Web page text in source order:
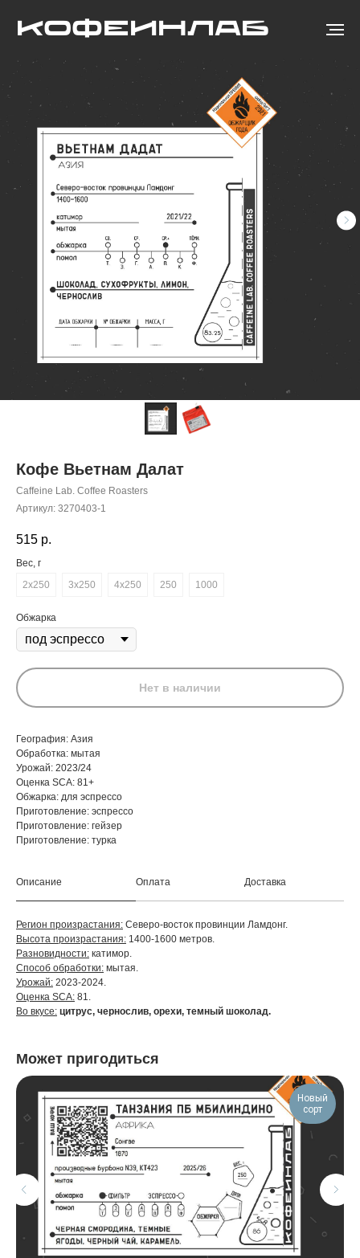
КОФЕИНЛАБ
Кофе Вьетнам Далат
Caffeine Lab. Coffee Roasters
Артикул: 3270403-1
515 р.
Вес, г
2x250
3x250 4x250 250 1000
Обжарка
Нет в наличии
География: Азия
Обработка: мытая
Урожай: 2023/24
Оценка SCA: 81+
Обжарка: для эспрессо
Приготовление: эспрессо
Приготовление: гейзер
Приготовление: турка
Описание Оплата Доставка
Регион произрастания: Северо-восток провинции Ламдонг.
Высота произрастания: 1400-1600 метров.
Разновидности: катимор.
Способ обработки: мытая.
Урожай: 2023-2024.
Оценка SCA: 81.
Во вкусе: цитрус, чернослив, орехи, темный шоколад.
Может пригодиться
Новый
сорт